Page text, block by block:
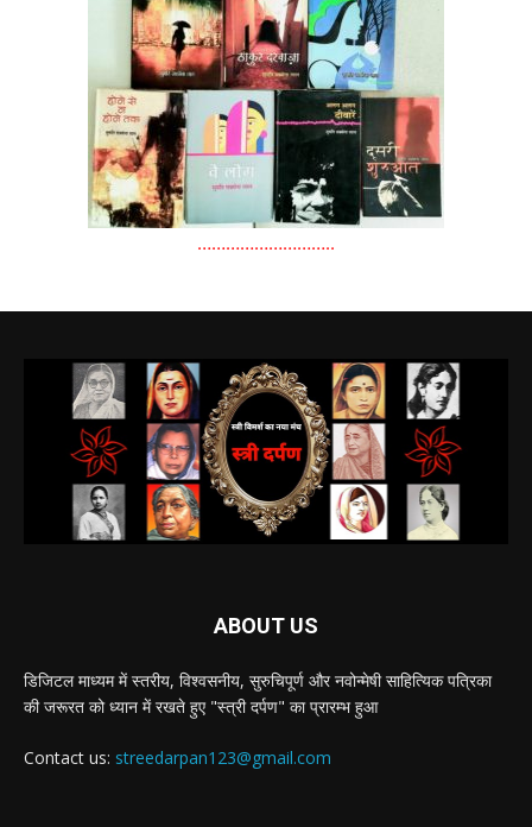
………………………..
ABOUT US
डिजिटल माध्यम में स्तरीय, विश्वसनीय, सुरुचिपूर्ण और नवोन्मेषी साहित्यिक पत्रिका
की जरूरत को ध्यान में रखते हुए "स्त्री दर्पण" का प्रारम्भ हुआ
Contact us: streedarpan123@gmail.com